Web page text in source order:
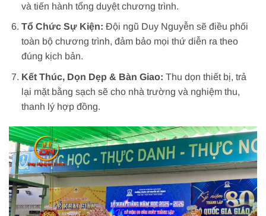
và tiến hành tổng duyệt chương trình.
Tổ Chức Sự Kiện: Đội ngũ Duy Nguyễn sẽ điều phối
toàn bộ chương trình, đảm bảo mọi thứ diễn ra theo
đúng kịch bản.
Kết Thúc, Dọn Dẹp & Bàn Giao: Thu dọn thiết bị, trả
lại mặt bằng sạch sẽ cho nhà trường và nghiệm thu,
thanh lý hợp đồng.